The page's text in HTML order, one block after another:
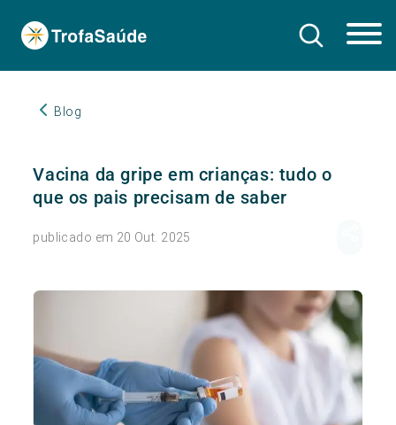
Blog
Vacina da gripe em crianças: tudo o
que os pais precisam de saber
publicado em 20 Out. 2025